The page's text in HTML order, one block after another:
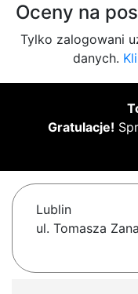
Oceny na
Tylko zalogowani
danych.
Gratulacje!
Lublin
ul. Tomasza